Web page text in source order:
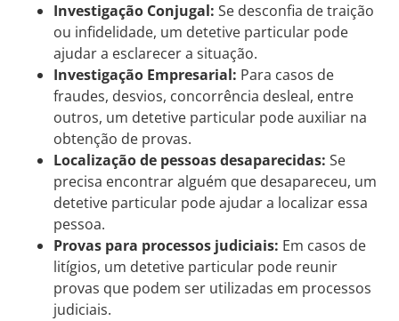
Investigação Conjugal: Se desconfia de traição
ou infidelidade, um detetive particular pode
ajudar a esclarecer a situação.
Investigação Empresarial: Para casos de
fraudes, desvios, concorrência desleal, entre
outros, um detetive particular pode auxiliar na
obtenção de provas.
Localização de pessoas desaparecidas: Se
precisa encontrar alguém que desapareceu, um
detetive particular pode ajudar a localizar essa
pessoa.
Provas para processos judiciais: Em casos de
litígios, um detetive particular pode reunir
provas que podem ser utilizadas em processos
judiciais.